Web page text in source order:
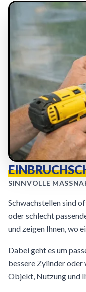
SINNVOLLE
Schwachstellen sind
oder schlecht
und zeigen Ihnen, wo
Dabei geht es um
bessere Zylinder oder
Objekt, Nutzung und